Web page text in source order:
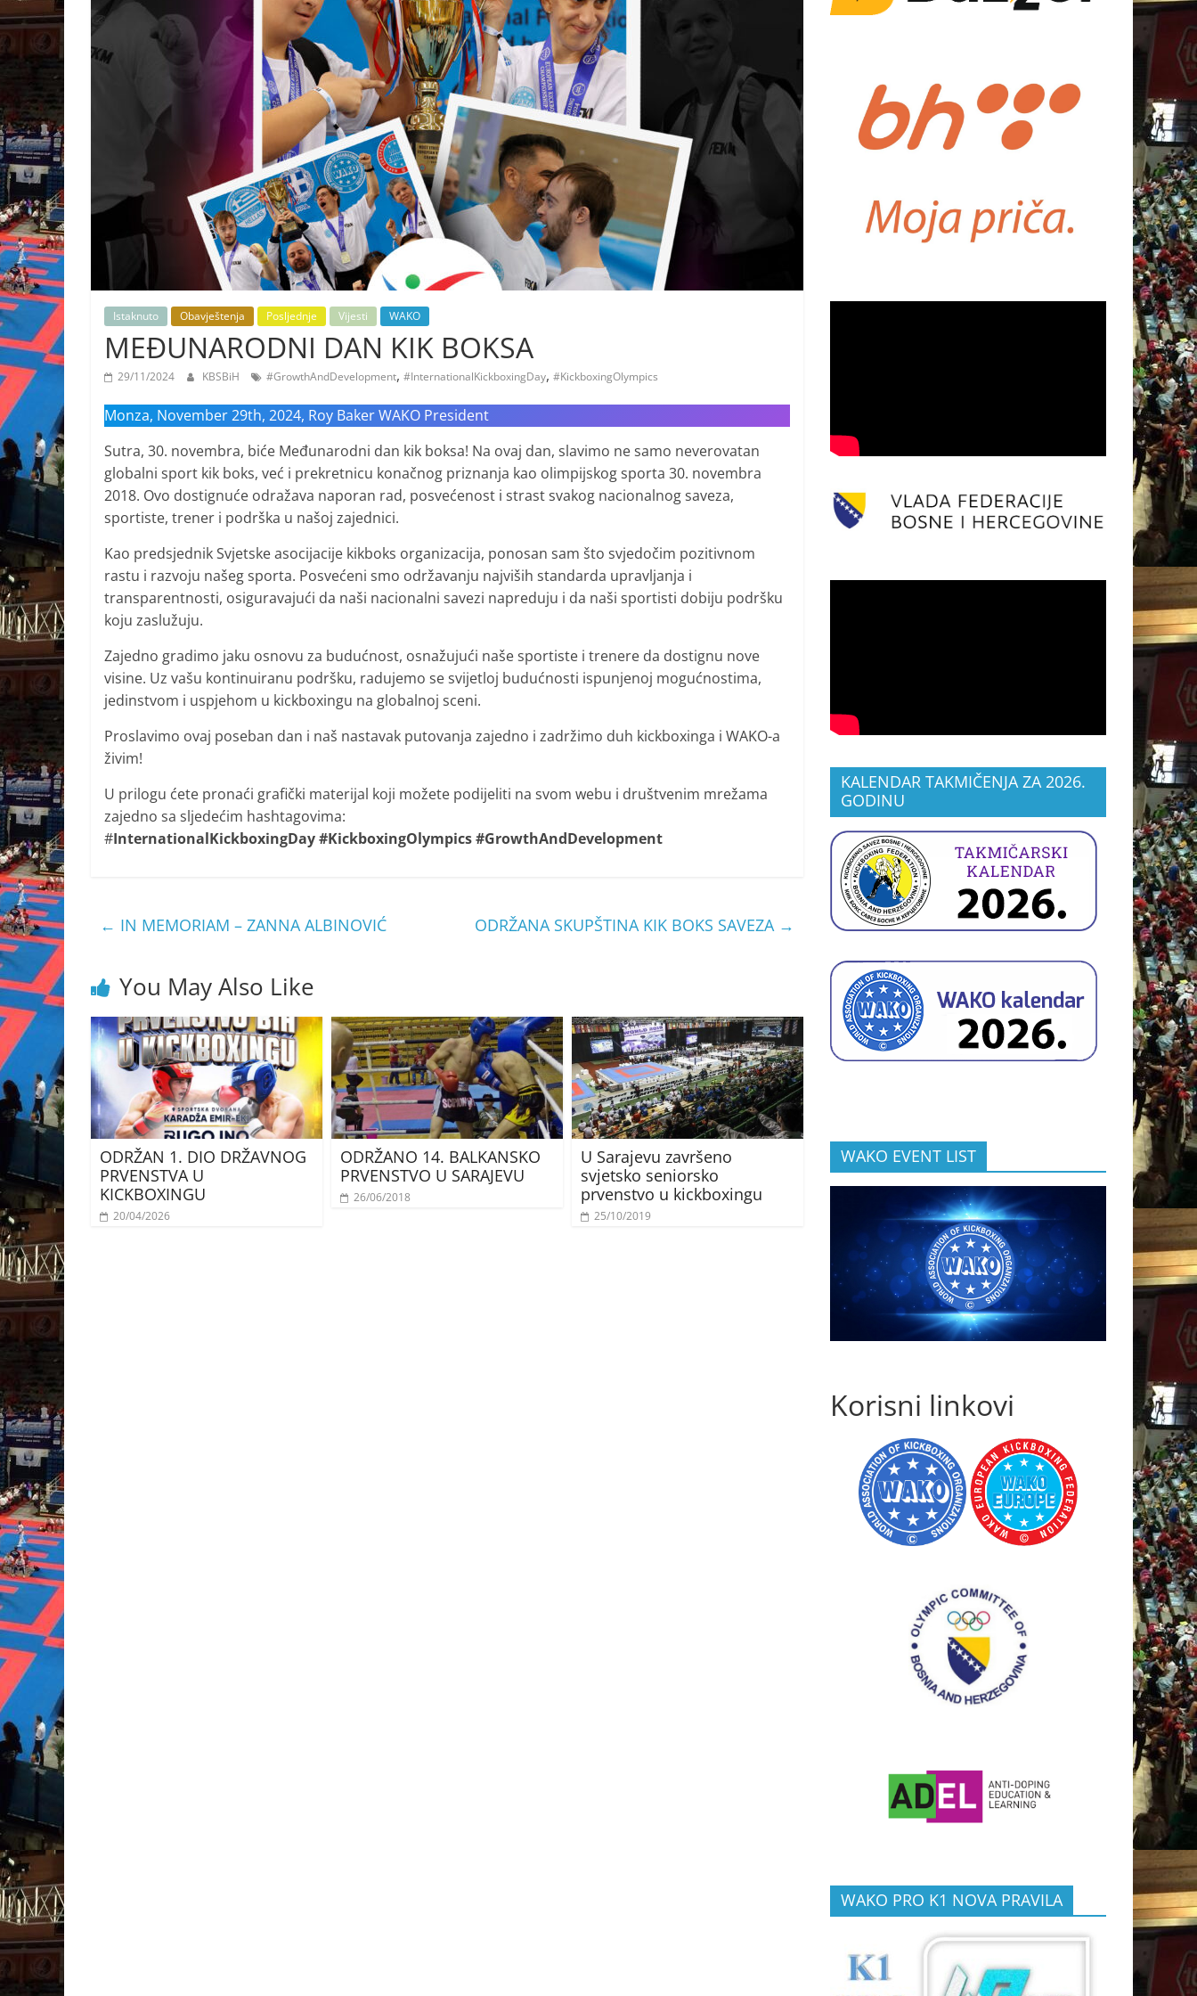
Istaknuto Obavještenja Posljednje Vijesti WAKO
MEĐUNARODNI DAN KIK BOKSA
29/11/2024 KBSBiH #GrowthAndDevelopment, #InternationalKickboxingDay, #KickboxingOlympics
Monza, November 29th, 2024, Roy Baker WAKO President
Sutra, 30. novembra, biće Međunarodni dan kik boksa! Na ovaj dan, slavimo ne samo neverovatan
globalni sport kik boks, već i prekretnicu konačnog priznanja kao olimpijskog sporta 30. novembra
2018. Ovo dostignuće odražava naporan rad, posvećenost i strast svakog nacionalnog saveza,
sportiste, trener i podrška u našoj zajednici.
Kao predsjednik Svjetske asocijacije kikboks organizacija, ponosan sam što svjedočim pozitivnom
rastu i razvoju našeg sporta. Posvećeni smo održavanju najviših standarda upravljanja i
transparentnosti, osiguravajući da naši nacionalni savezi napreduju i da naši sportisti dobiju podršku
koju zaslužuju.
Zajedno gradimo jaku osnovu za budućnost, osnažujući naše sportiste i trenere da dostignu nove
visine. Uz vašu kontinuiranu podršku, radujemo se svijetloj budućnosti ispunjenoj mogućnostima,
jedinstvom i uspjehom u kickboxingu na globalnoj sceni.
Proslavimo ovaj poseban dan i naš nastavak putovanja zajedno i zadržimo duh kickboxinga i WAKO-a
živim!
U prilogu ćete pronaći grafički materijal koji možete podijeliti na svom webu i društvenim mrežama
zajedno sa sljedećim hashtagovima:
#InternationalKickboxingDay #KickboxingOlympics #GrowthAndDevelopment
← IN MEMORIAM – ZANNA ALBINOVIĆ ODRŽANA SKUPŠTINA KIK BOKS SAVEZA →
You May Also Like
ODRŽAN 1. DIO DRŽAVNOG
PRVENSTVA U
KICKBOXINGU
20/04/2026
ODRŽANO 14. BALKANSKO
PRVENSTVO U SARAJEVU
26/06/2018
U Sarajevu završeno
svjetsko seniorsko
prvenstvo u kickboxingu
25/10/2019
KALENDAR TAKMIČENJA ZA 2026.
GODINU
WAKO EVENT LIST
Korisni linkovi
WAKO PRO K1 NOVA PRAVILA